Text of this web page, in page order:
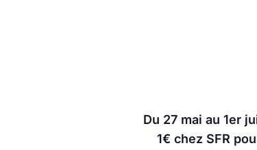
Du 27 mai au 1er
1€ chez SFR